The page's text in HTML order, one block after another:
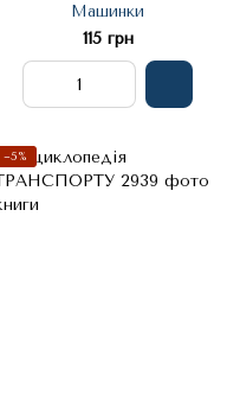
Машинки
115 грн
−5%